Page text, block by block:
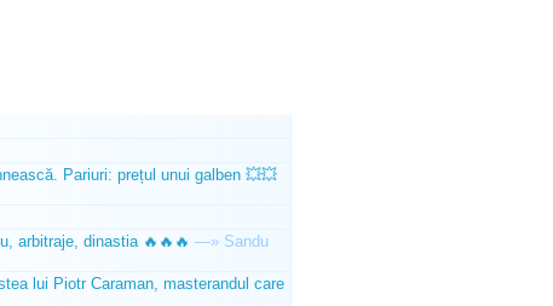
Pariuri: prețul unui galben 💥💥
arbitraje, dinastia 🔥🔥🔥 —» Sandu
lui Piotr Caraman, masterandul care